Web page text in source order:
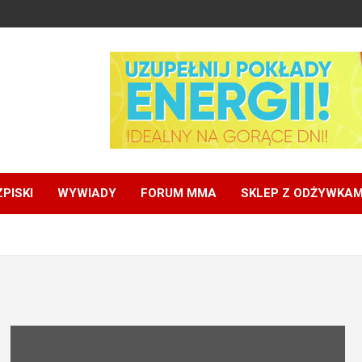
WYWIADY FORUM MMA SKLEP Z